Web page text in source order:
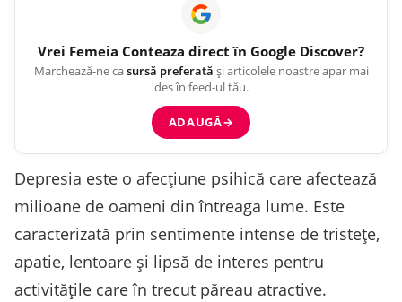
Vrei Femeia Conteaza direct în Google Discover?
Marchează-ne casursă preferată și articolele noastre apar mai
des în feed-ul tău.
ADAUGĂ→
Depresia este o afecțiune psihică care afectează
milioane de oameni din întreaga lume. Este
caracterizată prin sentimente intense de tristețe,
apatie, lentoare și lipsă de interes pentru
activitățile care în trecut păreau atractive.